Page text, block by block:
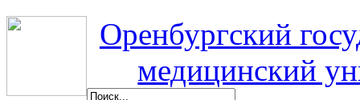
Оренбургский
медицинский